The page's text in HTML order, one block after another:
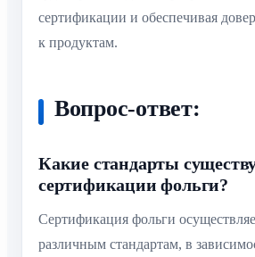
сертификации и обеспечивая
к продуктам.
Вопрос-ответ:
Какие стандарты
сертификации фольги?
Сертификация фольги
различным стандартам, в